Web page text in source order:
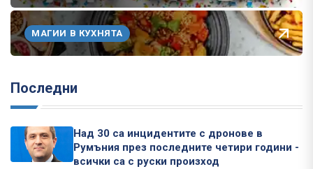
МАГИИ В КУХНЯТА
Последни
Над 30 са инцидентите с дронове в
Румъния през последните четири години -
всички са с руски произход